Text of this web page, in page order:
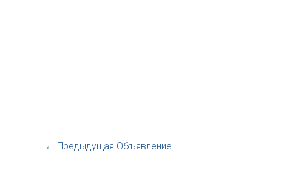
← Предыдущая Объявление